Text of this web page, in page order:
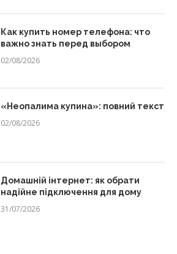
Как купить номер телефона: что
важно знать перед выбором
02/08/2026
«Неопалима купина»: повний текст
02/08/2026
Домашній інтернет: як обрати
надійне підключення для дому
31/07/2026